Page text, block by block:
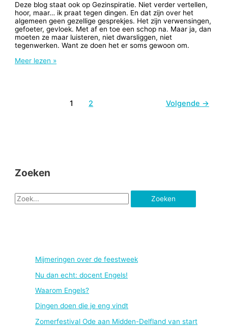
Deze blog staat ook op Gezinspiratie. Niet verder vertellen,
hoor, maar… ik praat tegen dingen. En dat zijn over het
algemeen geen gezellige gesprekjes. Het zijn verwensingen,
gefoeter, gevloek. Met af en toe een schop na. Maar ja, dan
moeten ze maar luisteren, niet dwarsliggen, niet
tegenwerken. Want ze doen het er soms gewoon om.
Van
Meer lezen »
1 2 Volgende →
Zoeken
Z
Mijmeringen over de feestweek
Nu dan echt: docent Engels!
Waarom Engels?
Dingen doen die je eng vindt
Zomerfestival Ode aan Midden-Delfland van start